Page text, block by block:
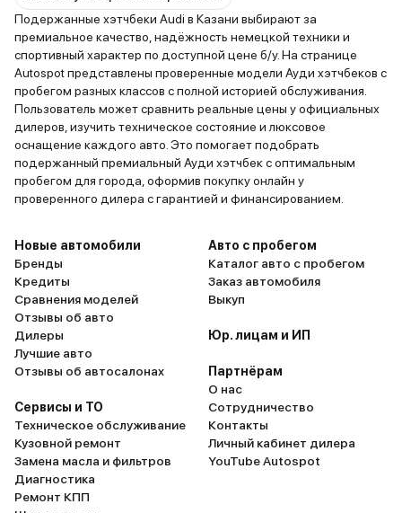
Подержанные хэтчбеки Audi в Казани выбирают за
премиальное качество, надёжность немецкой техники и
спортивный характер по доступной цене б/у. На странице
Autospot представлены проверенные модели Ауди хэтчбеков с
пробегом разных классов с полной историей обслуживания.
Пользователь может сравнить реальные цены у официальных
дилеров, изучить техническое состояние и люксовое
оснащение каждого авто. Это помогает подобрать
подержанный премиальный Ауди хэтчбек с оптимальным
пробегом для города, оформив покупку онлайн у
проверенного дилера с гарантией и финансированием.
Новые автомобили
Бренды
Кредиты
Сравнения моделей
Отзывы об авто
Дилеры
Лучшие авто
Отзывы об автосалонах
Сервисы и ТО
Техническое обслуживание
Кузовной ремонт
Замена масла и фильтров
Диагностика
Ремонт КПП
Авто с пробегом
Каталог авто с пробегом
Заказ автомобиля
Выкуп
Юр. лицам и ИП
Партнёрам
О нас
Сотрудничество
Контакты
Личный кабинет дилера
YouTube Autospot